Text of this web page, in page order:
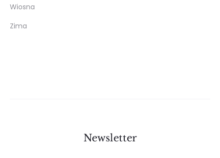
Wiosna
Zima
Newsletter